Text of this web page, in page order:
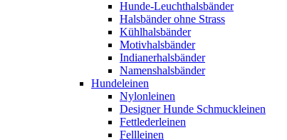
Hunde-Leuchthalsbänder
Halsbänder ohne Strass
Kühlhalsbänder
Motivhalsbänder
Indianerhalsbänder
Namenshalsbänder
Hundeleinen
Nylonleinen
Designer Hunde Schmuckleinen
Fettlederleinen
Fellleinen